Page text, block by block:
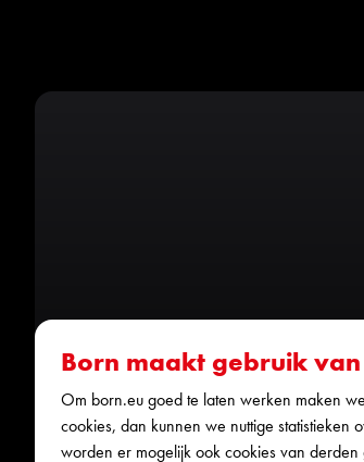
Born maakt gebruik van
Om born.eu goed te laten werken maken
cookies, dan kunnen we nuttige statistieken
worden er mogelijk ook cookies van